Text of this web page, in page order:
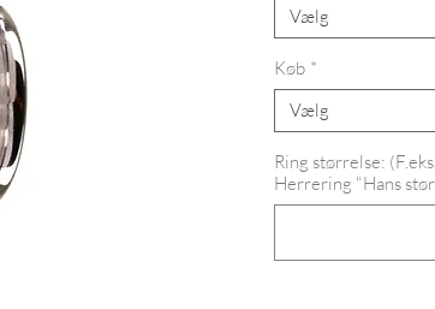
Vælg
Køb *
Vælg
Ring størrelse:
Herrering "Hans